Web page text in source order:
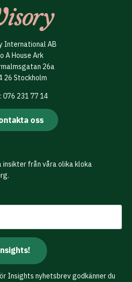
International AB
A House Ark
26a
26 Stockholm
076 231 77 14
oss
från våra olika kloka
Insights nyhetsbrev godkänner du